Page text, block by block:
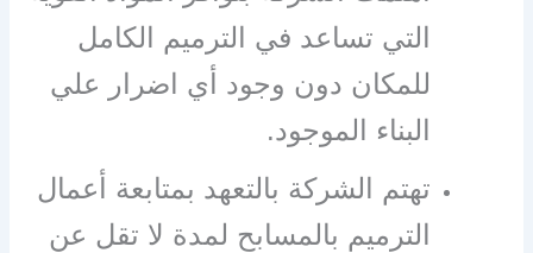
التي تساعد في الترميم الكامل
للمكان دون وجود أي اضرار علي
البناء الموجود.
تهتم الشركة بالتعهد بمتابعة أعمال
الترميم بالمسابح لمدة لا تقل عن